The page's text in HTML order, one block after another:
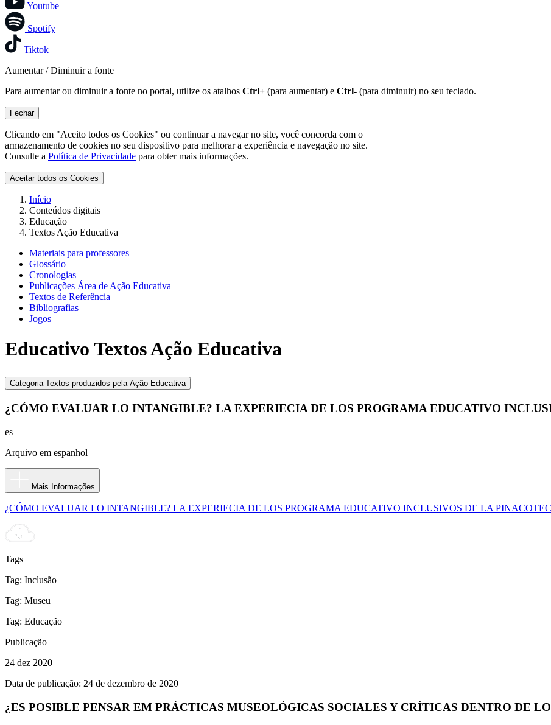
Youtube
Spotify
Tiktok
Aumentar / Diminuir a fonte
Para aumentar ou diminuir a fonte no portal, utilize os atalhos Ctrl+ (para aumentar) e Ctrl- (para diminuir) no seu teclado.
Fechar
Clicando em "Aceito todos os Cookies" ou continuar a navegar no site, você concorda com o
armazenamento de cookies no seu dispositivo para melhorar a experiência e navegação no site.
Consulte a Política de Privacidade para obter mais informações.
Aceitar todos os Cookies
Início
Conteúdos digitais
Educação
Textos Ação Educativa
Materiais para professores
Glossário
Cronologias
Publicações Área de Ação Educativa
Textos de Referência
Bibliografias
Jogos
Educativo Textos Ação Educativa
Categoria Textos produzidos pela Ação Educativa
¿CÓMO EVALUAR LO INTANGIBLE? LA EXPERIECIA DE LOS PROGRAMA EDUCATIVO
es
Arquivo em espanhol
Mais Informações
¿CÓMO EVALUAR LO INTANGIBLE? LA EXPERIECIA DE LOS PROGRAMA EDUCATIVO INCLUSIVOS DE LA
Tags
Tag: Inclusão
Tag: Museu
Tag: Educação
Publicação
24 dez 2020
Data de publicação: 24 de dezembro de 2020
¿ES POSIBLE PENSAR EM PRÁCTICAS MUSEOLÓGICAS SOCIALES Y CRÍTICAS DENTRO DE